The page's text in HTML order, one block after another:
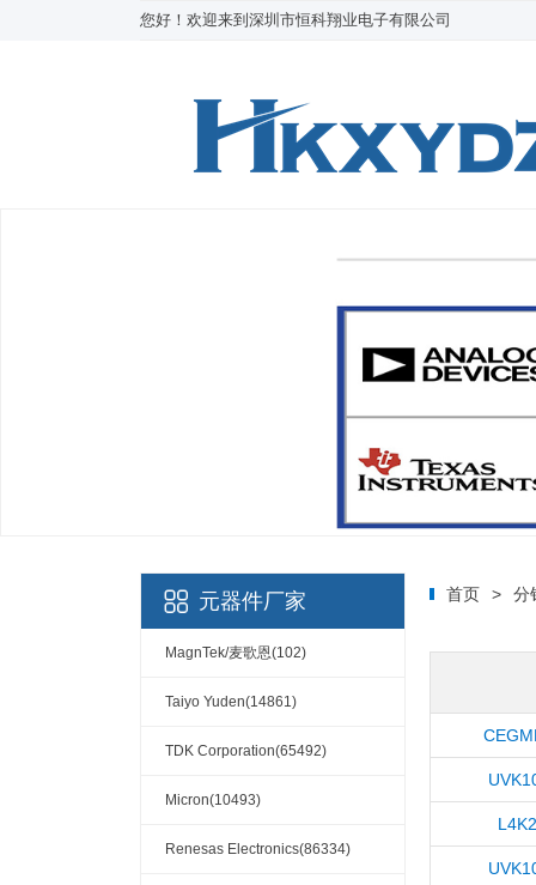
您好！欢迎来到深圳市恒科翔业电子有限公司
元器件厂家
MagnTek/麦歌恩(102)
Taiyo Yuden(14861)
TDK Corporation(65492)
Micron(10493)
Renesas Electronics(86334)
首页 > 分